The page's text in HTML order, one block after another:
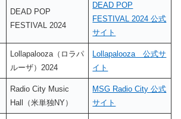
DEAD POP
FESTIVAL 2024
DEAD POP
FESTIVAL 2024 公式
サイト
Lollapalooza（ロラパ
ルーザ）2024
Lollapalooza 公式サ
イト
Radio City Music
Hall（米単独NY）
MSG Radio City 公式
サイト